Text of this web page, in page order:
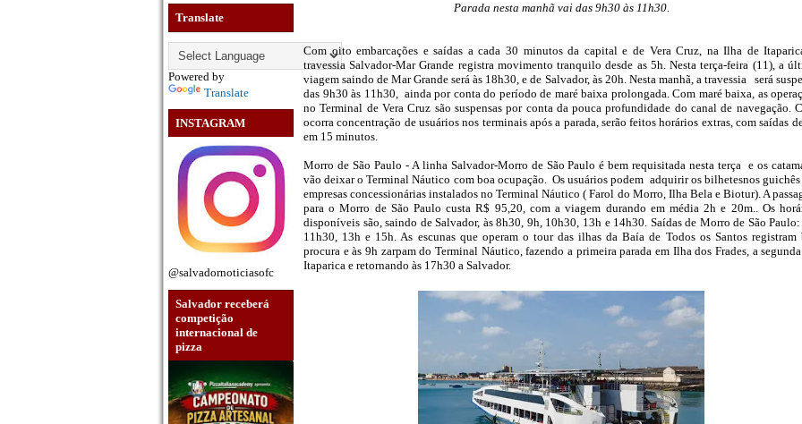
Translate
Powered by
Translate
INSTAGRAM
@salvadornoticiasofc
Salvador receberá
competição
internacional de
pizza
Parada nesta manhã vai das 9h30 às 11h30.
Com oito embarcações e saídas a cada 30 minutos da capital e de Vera Cruz, na Ilha de
travessia Salvador-Mar Grande registra movimento tranquilo desde as 5h. Nesta terça-feira (11), a
viagem saindo de Mar Grande será às 18h30, e de Salvador, às 20h. Nesta manhã, a travessia será
das 9h30 às 11h30, ainda por conta do período de maré baixa prolongada. Com maré baixa, as
no Terminal de Vera Cruz são suspensas por conta da pouca profundidade do canal de navegação.
ocorra concentração de usuários nos terminais após a parada, serão feitos horários extras, com saídas
em 15 minutos.
Morro de São Paulo - A linha Salvador-Morro de São Paulo é bem requisitada nesta terça e os
vão deixar o Terminal Náutico com boa ocupação. Os usuários podem adquirir os bilhetesnos guichês
empresas concessionárias instalados no Terminal Náutico ( Farol do Morro, Ilha Bela e Biotur). A
para o Morro de São Paulo custa R$ 95,20, com a viagem durando em média 2h e 20m.. Os
disponíveis são, saindo de Salvador, às 8h30, 9h, 10h30, 13h e 14h30. Saídas de Morro de São
11h30, 13h e 15h. As escunas que operam o tour das ilhas da Baía de Todos os Santos registram
procura e às 9h zarpam do Terminal Náutico, fazendo a primeira parada em Ilha dos Frades, a
Itaparica e retornando às 17h30 a Salvador.